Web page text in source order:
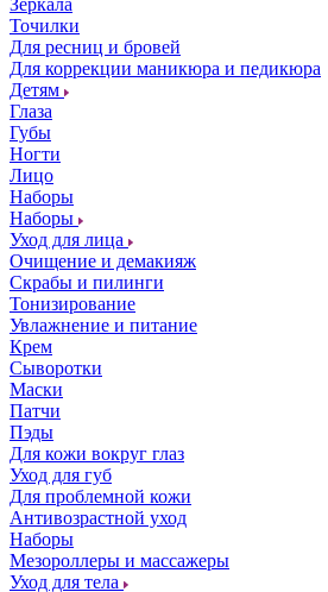
Зеркала
Точилки
Для ресниц и бровей
Для коррекции маникюра и педикюра
Детям
Глаза
Губы
Ногти
Лицо
Наборы
Наборы
Уход для лица
Очищение и демакияж
Скрабы и пилинги
Тонизирование
Увлажнение и питание
Крем
Сыворотки
Маски
Патчи
Пэды
Для кожи вокруг глаз
Уход для губ
Для проблемной кожи
Антивозрастной уход
Наборы
Мезороллеры и массажеры
Уход для тела